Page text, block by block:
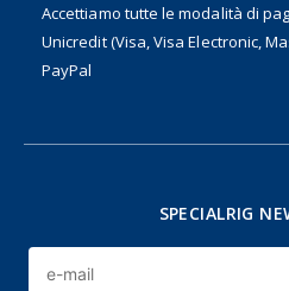
Accettiamo tutte le modalità di
Unicredit (Visa, Visa Electronic,
PayPal
SPECIALRIG